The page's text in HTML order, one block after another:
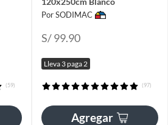
(59)
Por SODIMAC
S/ 99.90
Lleva 3 paga 2
(97)
Agregar